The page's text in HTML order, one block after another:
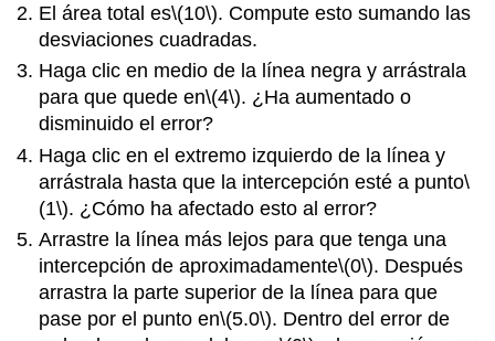
El área total es\(10\). Compute esto sumando las
desviaciones cuadradas.
Haga clic en medio de la línea negra y arrástrala
para que quede en\(4\). ¿Ha aumentado o
disminuido el error?
Haga clic en el extremo izquierdo de la línea y
arrástrala hasta que la intercepción esté a punto\
(1\). ¿Cómo ha afectado esto al error?
Arrastre la línea más lejos para que tenga una
intercepción de aproximadamente\(0\). Después
arrastra la parte superior de la línea para que
pase por el punto en\(5.0\). Dentro del error de